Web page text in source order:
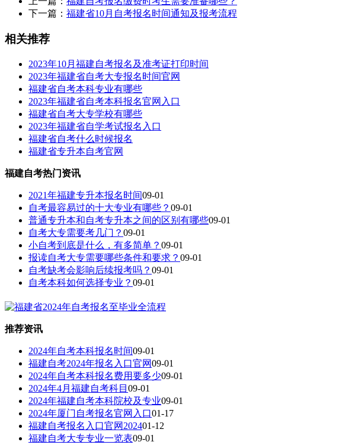
下一篇： ​福建省10月自考报名时间通知及报考流程
相关推荐
2023年10月福建自考报名及准考证打印时间
2023年福建省自考大专报名时间官网
福建省自考本科专业有哪些
2023年福建省自考本科报名官网入口
福建省自考大专学校有哪些
2023年福建省自学考试报名入口
福建省自考什么时候报名
福建省专升本自考官网
福建自考热门资讯
2021年福建专升本报名时间09-01
自考最容易过的十大专业有哪些？ 09-01
普通专升本和自考专升本之间的区别有哪些09-01
自考大专需要考几门？ 09-01
小自考到底是什么，有多简单？ 09-01
报读自考大专需要哪些条件和要求？ 09-01
自考缺考会影响后续报考吗？ 09-01
自考本科如何选择专业？ 09-01
推荐资讯
2024年自考本科报名时间09-01
福建自考2024年报名入口官网09-01
2024年自考本科报名费用要多少09-01
2024年4月福建自考科目 09-01
2024年福建自考本科院校及专业09-01
2024年厦门自考报名官网入口01-17
福建自考报名入口官网202401-12
福建自考大专专业一览表09-01